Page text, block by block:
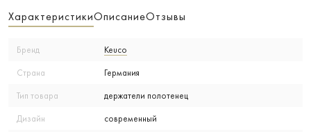
ХарактеристикиОписаниеОтзывы
Бренд Keuco
Страна Германия
Тип товара держатели полотенец
Дизайн современный